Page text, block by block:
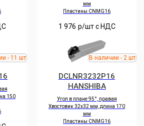
мм
Пластины CNMG16
1 976 р/шт c НДС
150
DCLNR3232P16
HANSHIBA
Угол в плане 95°, правая
Хвостовик 32х32 мм, длина 170
мм
Пластины CNMG16